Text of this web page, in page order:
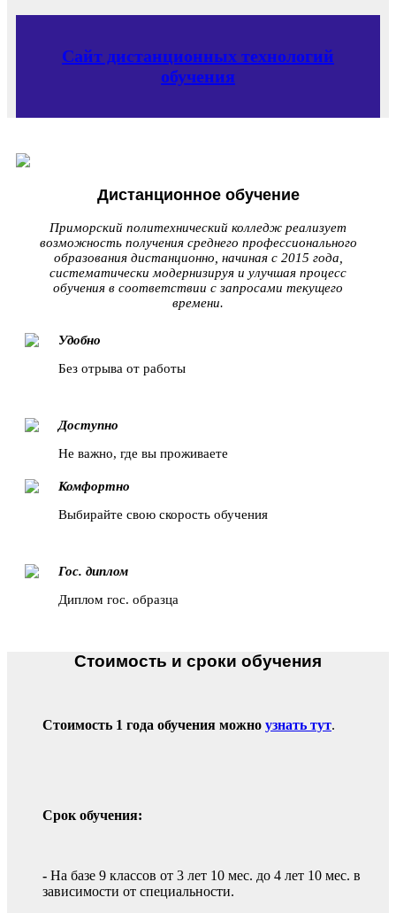
Сайт дистанционных технологий
обучения
Дистанционное обучение
Приморский политехнический колледж реализует
возможность получения среднего профессионального
образования дистанционно, начиная с 2015 года,
систематически модернизируя и улучшая процесс
обучения в соответствии с запросами текущего
времени.
Удобно
Без отрыва от работы
Доступно
Не важно, где вы проживаете
Комфортно
Выбирайте свою скорость обучения
Гос. диплом
Диплом гос. образца
Стоимость и сроки обучения
Стоимость 1 года обучения можно узнать тут.
Срок обучения:
- На базе 9 классов от 3 лет 10 мес. до 4 лет 10 мес. в
зависимости от специальности.